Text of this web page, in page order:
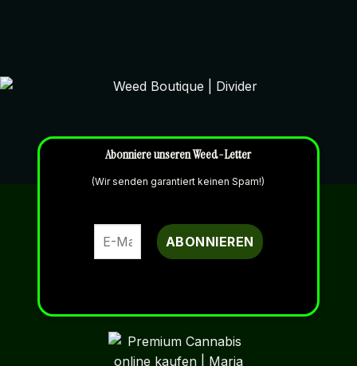
Abonniere unseren Weed-Letter
(Wir senden garantiert keinen Spam!)